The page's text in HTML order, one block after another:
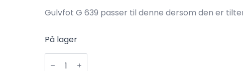
Gulvfot G 639 passer til denne dersom den er
På lager
AH
TIBRO